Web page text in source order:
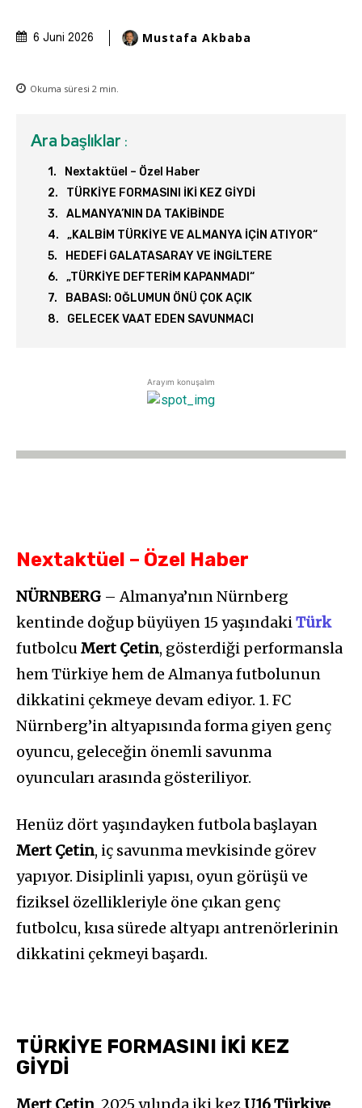
6 Juni 2026 Mustafa Akbaba
Okuma süresi 2 min.
Ara başlıklar :
Nextaktüel – Özel Haber
TÜRKİYE FORMASINI İKİ KEZ GİYDİ
ALMANYA’NIN DA TAKİBİNDE
„KALBİM TÜRKİYE VE ALMANYA İÇİN ATIYOR“
HEDEFİ GALATASARAY VE İNGİLTERE
„TÜRKİYE DEFTERİM KAPANMADI“
BABASI: OĞLUMUN ÖNÜ ÇOK AÇIK
GELECEK VAAT EDEN SAVUNMACI
Arayım konuşalım
Nextaktüel – Özel Haber
NÜRNBERG – Almanya’nın Nürnberg
kentinde doğup büyüyen 15 yaşındakiTürk
futbolcuMert Çetin, gösterdiği performansla
hem Türkiye hem de Almanya futbolunun
dikkatini çekmeye devam ediyor. 1. FC
Nürnberg’in altyapısında forma giyen genç
oyuncu, geleceğin önemli savunma
oyuncuları arasında gösteriliyor.
Henüz dört yaşındayken futbola başlayan
Mert Çetin, iç savunma mevkisinde görev
yapıyor. Disiplinli yapısı, oyun görüşü ve
fiziksel özellikleriyle öne çıkan genç
futbolcu, kısa sürede altyapı antrenörlerinin
dikkatini çekmeyi başardı.
TÜRKİYE FORMASINI İKİ KEZ
GİYDİ